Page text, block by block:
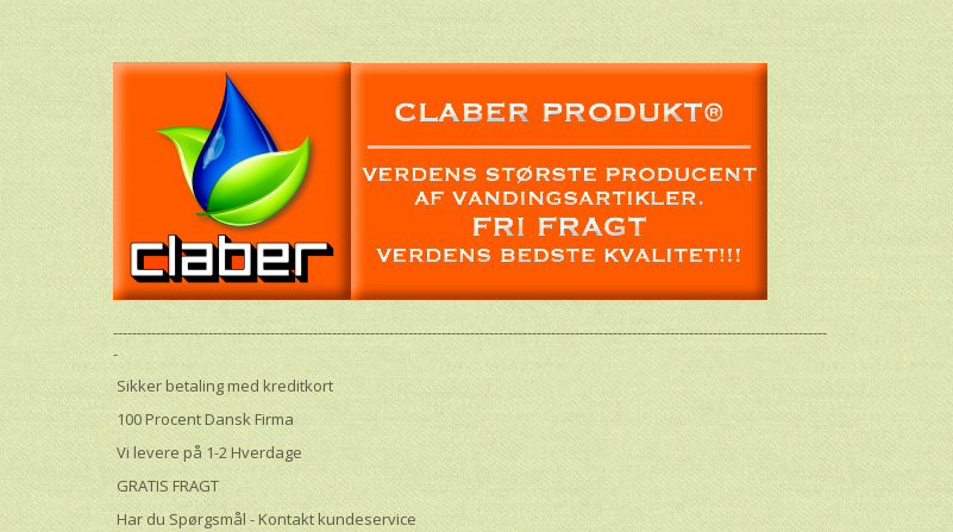
------------------------------------------------------------------------------------------------------------------------------------------------------
-
Sikker betaling med kreditkort
100 Procent Dansk Firma
Vi levere på 1-2 Hverdage
GRATIS FRAGT
Har du Spørgsmål - Kontakt kundeservice